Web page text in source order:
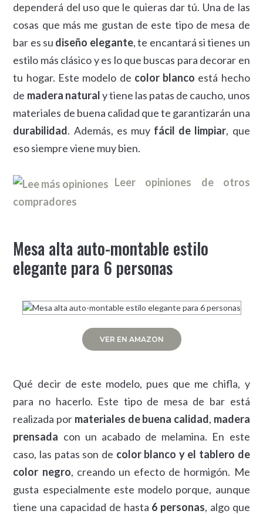
dependerá del uso que le quieras dar tú. Una de las
cosas que más me gustan de este tipo de mesa de
bar es su diseño elegante, te encantará si tienes un
estilo más clásico y es lo que buscas para decorar en
tu hogar. Este modelo de color blanco está hecho
de madera naturaly tiene las patas de caucho, unos
materiales de buena calidad que te garantizarán una
durabilidad. Además, es muy fácil de limpiar, que
eso siempre viene muy bien.
Leer opiniones de otros
compradores
Mesa alta auto-montable estilo
elegante para 6 personas
VER EN AMAZON
Qué decir de este modelo, pues que me chifla, y
para no hacerlo. Este tipo de mesa de bar está
realizada por materiales de buena calidad, madera
prensada con un acabado de melamina. En este
caso, las patas son de color blanco y el tablero de
color negro, creando un efecto de hormigón. Me
gusta especialmente este modelo porque, aunque
tiene una capacidad de hasta 6 personas, algo que